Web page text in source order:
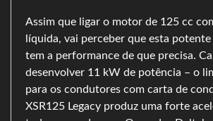
Assim que ligar o motor de 125 cc
líquida, vai perceber que esta
tem a performance de que precisa.
desenvolver 11 kW de potência – o
para os condutores com carta de
XSR125 Legacy produz uma forte